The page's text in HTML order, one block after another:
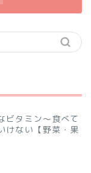
ビタミン～食べて
けない【野菜・果